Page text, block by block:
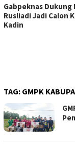
Gabpeknas Dukung
Rusliadi Jadi Calon
Kadin
TAG: GMPK